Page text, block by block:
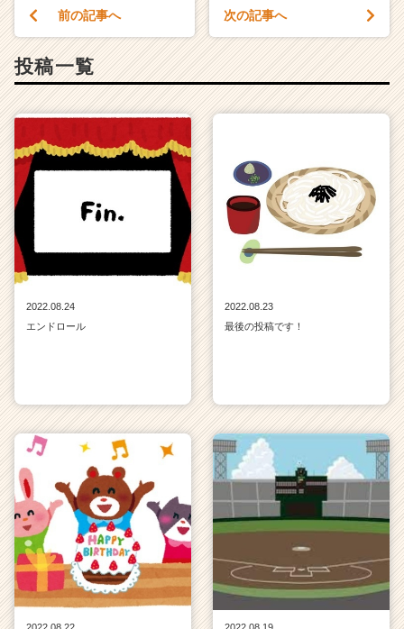
前の記事へ 次の記事へ
投稿一覧
2022.08.24
エンドロール
2022.08.23
最後の投稿です！